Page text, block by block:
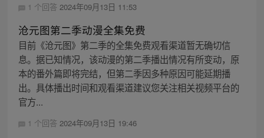
1 个回答 2024年09月13日 11:53
沧元图第二季动漫全集免费
目前《沧元图》第二季的全集免费观看渠道暂无确切信
息。据已知情况，该动漫的第二季播出情况有所变动，原
本的番外篇即将完结，但第二季因多种原因可能延期播
出。具体播出时间和观看渠道建议您关注相关视频平台的
官方...
1 个回答 2024年09月13日 19:46